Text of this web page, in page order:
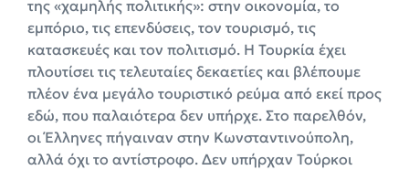
της «χαμηλής πολιτικής»: στην οικονομία, το
εμπόριο, τις επενδύσεις, τον τουρισμό, τις
κατασκευές και τον πολιτισμό. Η Τουρκία έχει
πλουτίσει τις τελευταίες δεκαετίες και βλέπουμε
πλέον ένα μεγάλο τουριστικό ρεύμα από εκεί προς
εδώ, που παλαιότερα δεν υπήρχε. Στο παρελθόν,
οι Έλληνες πήγαιναν στην Κωνσταντινούπολη,
αλλά όχι το αντίστροφο. Δεν υπήρχαν Τούρκοι